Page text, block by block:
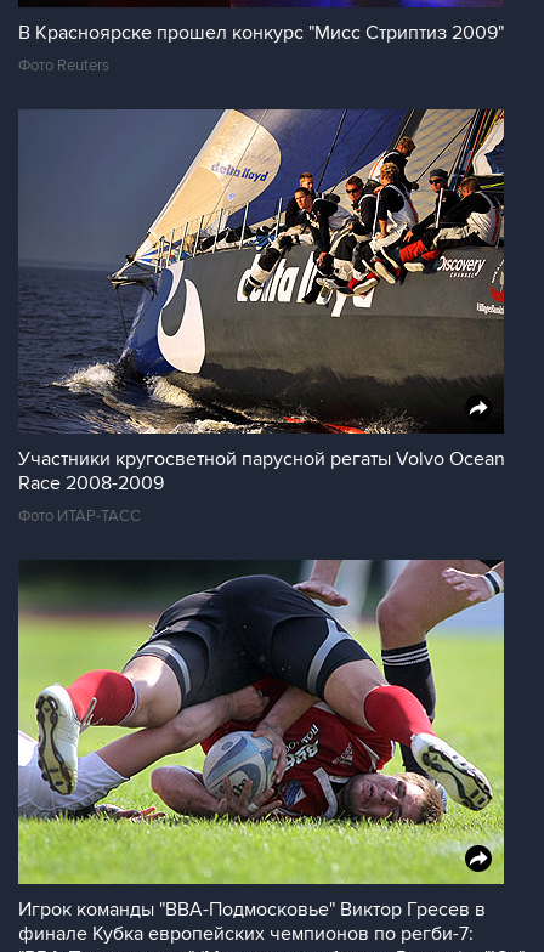
В Красноярске прошел конкурс "Мисс Стриптиз 2009"
Фото Reuters
Участники кругосветной парусной регаты Volvo Ocean
Race 2008-2009
Фото ИТАР-ТАСС
Игрок команды "ВВА-Подмосковье" Виктор Гресев в
финале Кубка европейских чемпионов по регби-7: